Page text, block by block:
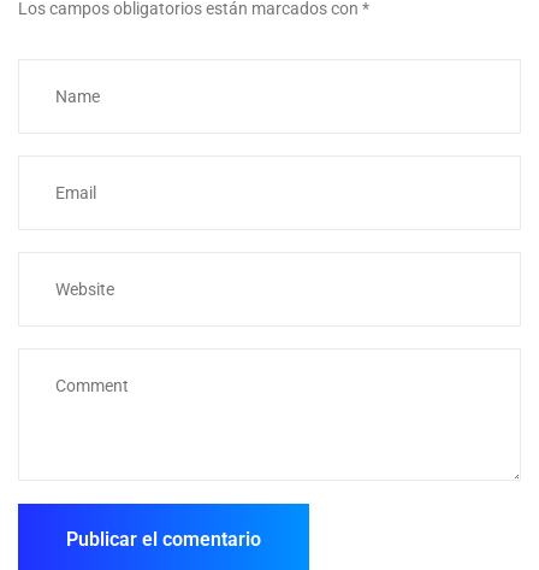
Los campos obligatorios están marcados con *